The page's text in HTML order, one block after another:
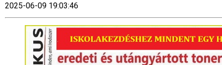
2025-06-09 19:03:46